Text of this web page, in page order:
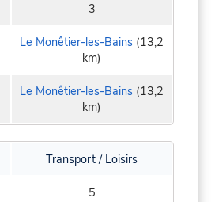
3
Le Monêtier-les-Bains (13,2
km)
Le Monêtier-les-Bains (13,2
km)
Transport / Loisirs
5